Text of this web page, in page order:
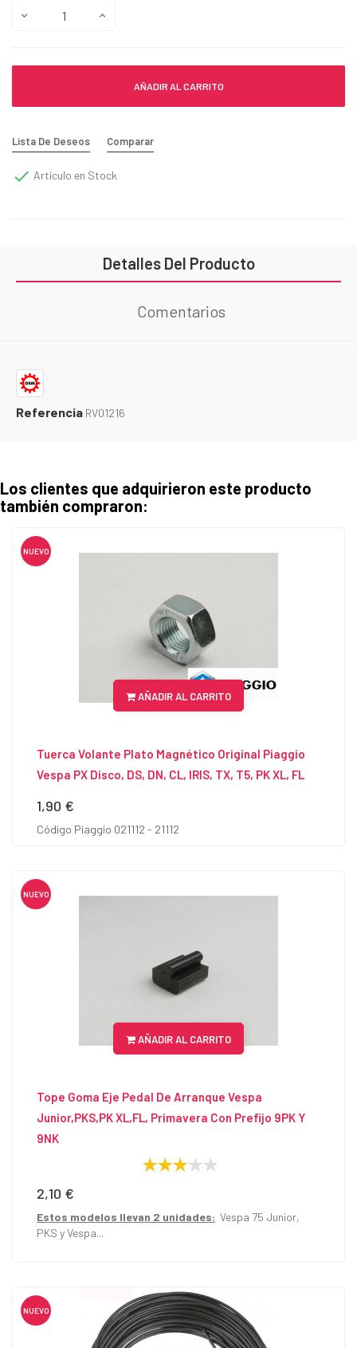
AÑADIR AL CARRITO
Lista De Deseos Comparar
 Artículo en Stock
Detalles Del Producto
Comentarios
Referencia RV01216
Los clientes que adquirieron este producto
también compraron:
NUEVO
AÑADIR AL CARRITO
Tuerca Volante Plato Magnético Original Piaggio
Vespa PX Disco, DS, DN, CL, IRIS, TX, T5, PK XL, FL
Precio
1,90 €
Código Piaggio 021112 - 21112
NUEVO
AÑADIR AL CARRITO
Tope Goma Eje Pedal De Arranque Vespa
Junior,PKS,PK XL,FL, Primavera Con Prefijo 9PK Y
9NK
Precio
2,10 €
Estos modelos llevan 2 unidades: Vespa 75 Junior,
PKS y Vespa...
NUEVO